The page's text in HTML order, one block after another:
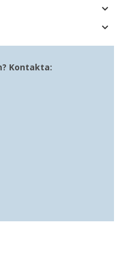
Kontakta: